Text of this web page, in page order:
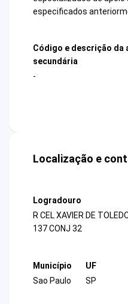
especificados
Código e descrição da
secundária
-
Localização e
Logradouro
R CEL XAVIER DE
137 CONJ 32
Município
Sao Paulo
UF
SP